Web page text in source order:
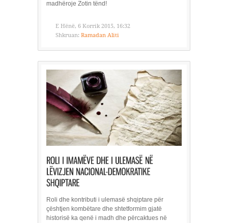
madhëroje Zotin tënd!
E Hënë, 6 Korrik 2015, 16:32
Shkruan: Ramadan Aliti
Roli dhe kontributi i ulemasë shqiptare për
çështjen kombëtare dhe shtetformim gjatë
historisë ka qenë i madh dhe përcaktues në